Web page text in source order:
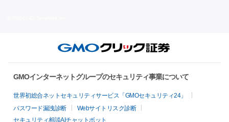
GMOインターネットグループのセキュリティ事業について
世界初総合ネットセキュリティサービス「GMOセキュリティ24」
パスワード漏洩診断
Webサイトリスク診断
セキュリティ相談AIチャットボット